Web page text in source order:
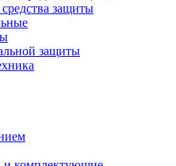
защиты
защиты